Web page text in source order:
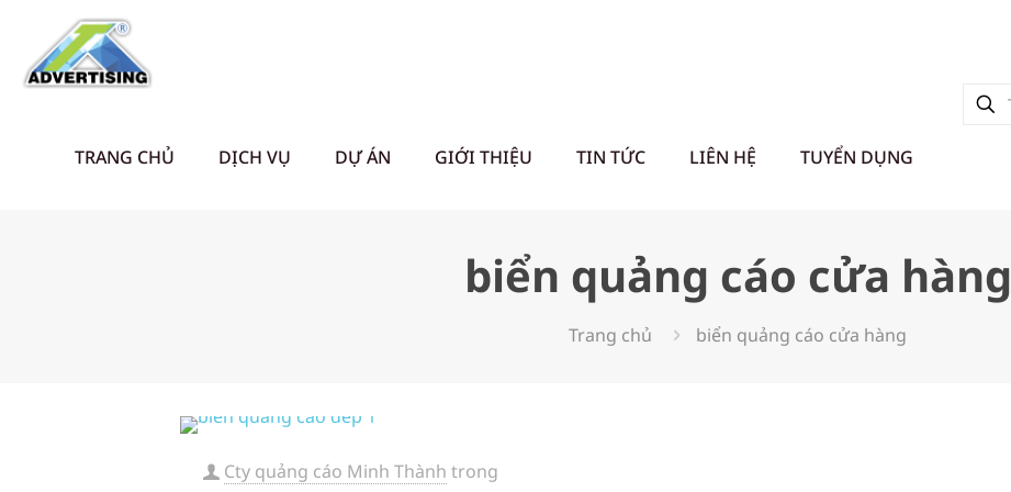
TRANG CHỦ DỊCH VỤ DỰ ÁN GIỚI THIỆU TIN TỨC LIÊN HỆ TUYỂN DỤNG
biển quảng cáo cửa hàng
Trang chủ biển quảng cáo cửa hàng
Cty quảng cáo Minh Thành trong